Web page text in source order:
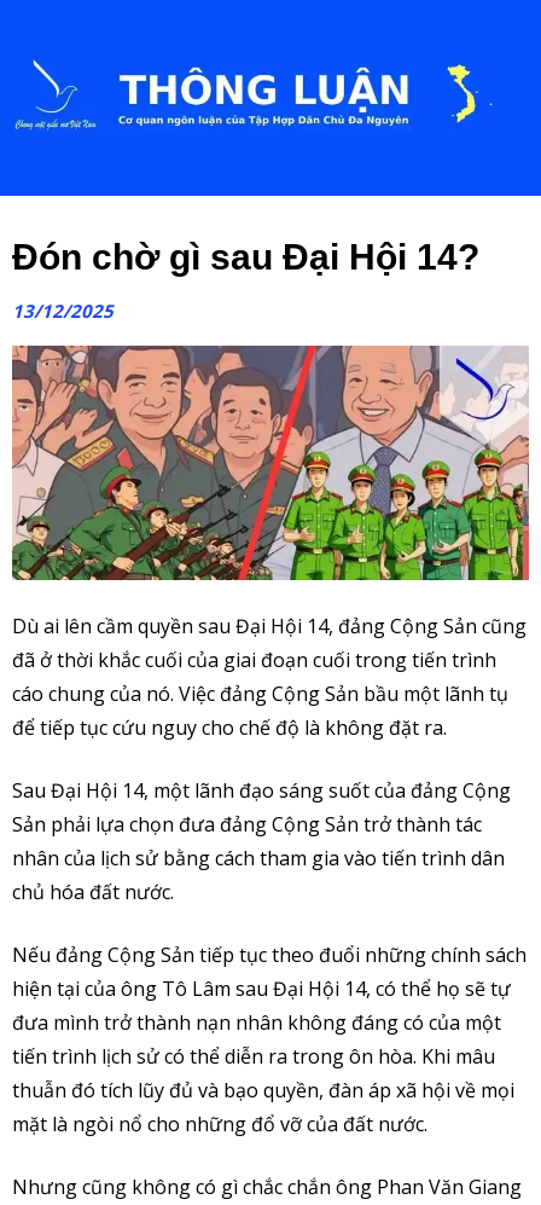
Đón chờ gì sau Đại Hội 14?
13/12/2025
Dù ai lên cầm quyền sau Đại Hội 14, đảng Cộng Sản cũng
đã ở thời khắc cuối của giai đoạn cuối trong tiến trình
cáo chung của nó. Việc đảng Cộng Sản bầu một lãnh tụ
để tiếp tục cứu nguy cho chế độ là không đặt ra.
Sau Đại Hội 14, một lãnh đạo sáng suốt của đảng Cộng
Sản phải lựa chọn đưa đảng Cộng Sản trở thành tác
nhân của lịch sử bằng cách tham gia vào tiến trình dân
chủ hóa đất nước.
Nếu đảng Cộng Sản tiếp tục theo đuổi những chính sách
hiện tại của ông Tô Lâm sau Đại Hội 14, có thể họ sẽ tự
đưa mình trở thành nạn nhân không đáng có của một
tiến trình lịch sử có thể diễn ra trong ôn hòa. Khi mâu
thuẫn đó tích lũy đủ và bạo quyền, đàn áp xã hội về mọi
mặt là ngòi nổ cho những đổ vỡ của đất nước.
Nhưng cũng không có gì chắc chắn ông Phan Văn Giang